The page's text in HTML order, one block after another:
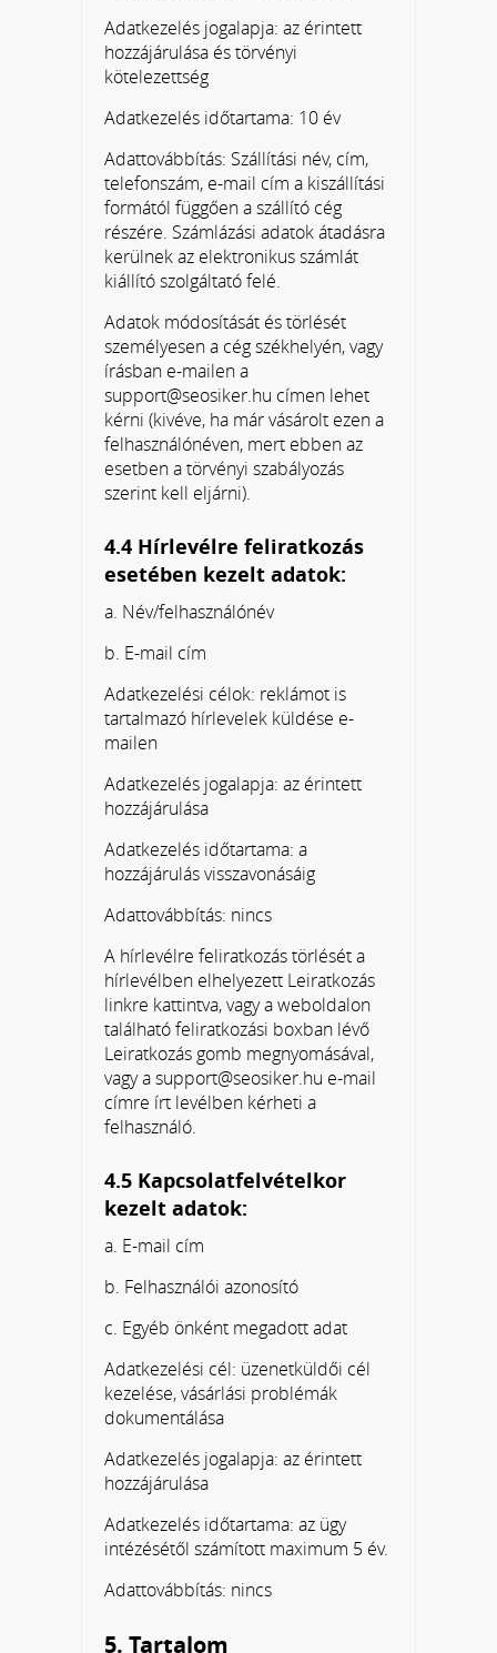
Adatkezelés jogalapja: az érintett
hozzájárulása és törvényi
kötelezettség
Adatkezelés időtartama: 10 év
Adattovábbítás: Szállítási név, cím,
telefonszám, e-mail cím a kiszállítási
formától függően a szállító cég
részére. Számlázási adatok átadásra
kerülnek az elektronikus számlát
kiállító szolgáltató felé.
Adatok módosítását és törlését
személyesen a cég székhelyén, vagy
írásban e-mailen a
support@seosiker.hu címen lehet
kérni (kivéve, ha már vásárolt ezen a
felhasználónéven, mert ebben az
esetben a törvényi szabályozás
szerint kell eljárni).
4.4 Hírlevélre feliratkozás
esetében kezelt adatok:
a. Név/felhasználónév
b. E-mail cím
Adatkezelési célok: reklámot is
tartalmazó hírlevelek küldése e-
mailen
Adatkezelés jogalapja: az érintett
hozzájárulása
Adatkezelés időtartama: a
hozzájárulás visszavonásáig
Adattovábbítás: nincs
A hírlevélre feliratkozás törlését a
hírlevélben elhelyezett Leiratkozás
linkre kattintva, vagy a weboldalon
található feliratkozási boxban lévő
Leiratkozás gomb megnyomásával,
vagy a support@seosiker.hu e-mail
címre írt levélben kérheti a
felhasználó.
4.5 Kapcsolatfelvételkor
kezelt adatok:
a. E-mail cím
b. Felhasználói azonosító
c. Egyéb önként megadott adat
Adatkezelési cél: üzenetküldői cél
kezelése, vásárlási problémák
dokumentálása
Adatkezelés jogalapja: az érintett
hozzájárulása
Adatkezelés időtartama: az ügy
intézésétől számított maximum 5 év.
Adattovábbítás: nincs
5. Tartalom